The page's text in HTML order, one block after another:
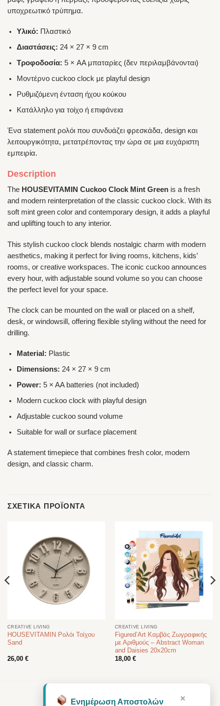
υποχρεωτικό τρύπημα.
Υλικό: Πλαστικό
Διαστάσεις: 24 × 27 × 9 cm
Τροφοδοσία: 5 × AA μπαταρίες (δεν περιλαμβάνονται)
Μοντέρνο cuckoo clock με playful design
Ρυθμιζόμενη ένταση ήχου κούκου
Κατάλληλο για τοίχο ή επιφάνεια
Ένα statement ρολόι που συνδυάζει φρεσκάδα, design και
λειτουργικότητα, μετατρέποντας την ώρα σε μια ευχάριστη
εμπειρία.
Description
The HOUSEVITAMIN Cuckoo Clock Mint Green is a fresh
and modern reinterpretation of the classic cuckoo clock. With its
soft mint green color and contemporary design, it adds a playful
and uplifting touch to any interior.
This stylish cuckoo clock blends nostalgic charm with modern
aesthetics, making it perfect for living rooms, kitchens, kids’
rooms, or creative workspaces. The iconic cuckoo announces
every hour, with adjustable sound volume so you can choose
the perfect level for your space.
The clock can be mounted on the wall or placed on a shelf,
desk, or windowsill, offering flexible styling without the need for
drilling.
Material: Plastic
Dimensions: 24 × 27 × 9 cm
Power: 5 × AA batteries (not included)
Modern cuckoo clock with playful design
Adjustable cuckoo sound volume
Suitable for wall or surface placement
A statement timepiece that combines fresh color, modern
design, and classic charm.
ΣΧΕΤΙΚΆ ΠΡΟΪΌΝΤΑ
CREATIVE LIVING
HOUSEVITAMIN Ρολόι Τοίχου
Sand
26,00 €
CREATIVE LIVING
Figured’Art Καμβάς Ζωγραφικής
με Αριθμούς – Abstract Woman
and Daisies 20x20cm
18,00 €
×
Ενημέρωση Αποστολών